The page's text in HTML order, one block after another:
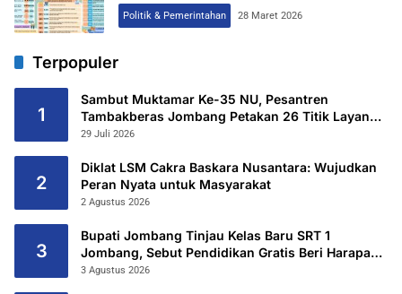
Politik & Pemerintahan 28 Maret 2026
Terpopuler
1
Sambut Muktamar Ke-35 NU, Pesantren
Tambakberas Jombang Petakan 26 Titik Layanan
Utama
29 Juli 2026
2
Diklat LSM Cakra Baskara Nusantara: Wujudkan
Peran Nyata untuk Masyarakat
2 Agustus 2026
3
Bupati Jombang Tinjau Kelas Baru SRT 1
Jombang, Sebut Pendidikan Gratis Beri Harapan
Baru
3 Agustus 2026